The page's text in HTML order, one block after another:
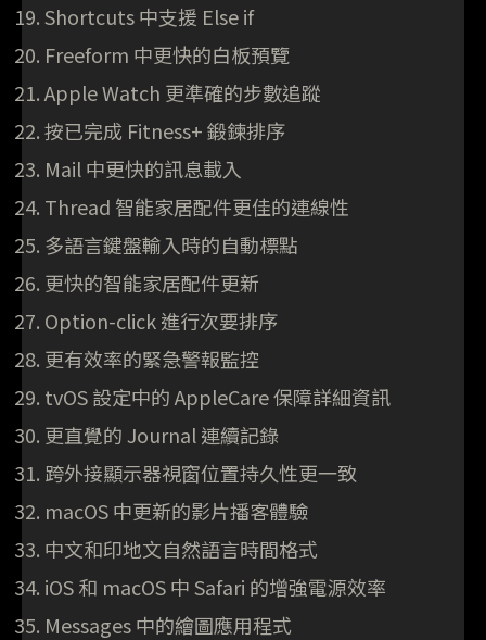
Shortcuts 中支援 Else if
Freeform 中更快的白板預覽
Apple Watch 更準確的步數追蹤
按已完成 Fitness+ 鍛鍊排序
Mail 中更快的訊息載入
Thread 智能家居配件更佳的連線性
多語言鍵盤輸入時的自動標點
更快的智能家居配件更新
Option-click 進行次要排序
更有效率的緊急警報監控
tvOS 設定中的 AppleCare 保障詳細資訊
更直覺的 Journal 連續記錄
跨外接顯示器視窗位置持久性更一致
macOS 中更新的影片播客體驗
中文和印地文自然語言時間格式
iOS 和 macOS 中 Safari 的增強電源效率
Messages 中的繪圖應用程式